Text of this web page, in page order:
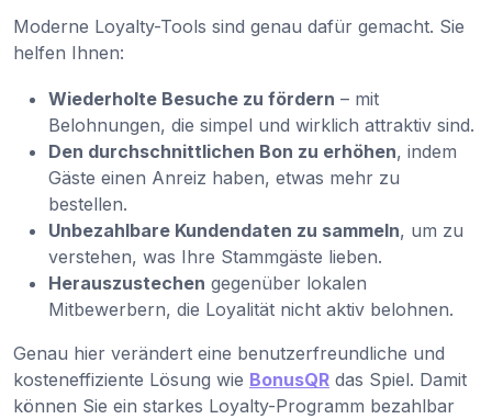
Moderne Loyalty-Tools sind genau dafür gemacht. Sie
helfen Ihnen:
Wiederholte Besuche zu fördern – mit
Belohnungen, die simpel und wirklich attraktiv sind.
Den durchschnittlichen Bon zu erhöhen, indem
Gäste einen Anreiz haben, etwas mehr zu
bestellen.
Unbezahlbare Kundendaten zu sammeln, um zu
verstehen, was Ihre Stammgäste lieben.
Herauszustechen gegenüber lokalen
Mitbewerbern, die Loyalität nicht aktiv belohnen.
Genau hier verändert eine benutzerfreundliche und
kosteneffiziente Lösung wie BonusQR das Spiel. Damit
können Sie ein starkes Loyalty-Programm bezahlbar